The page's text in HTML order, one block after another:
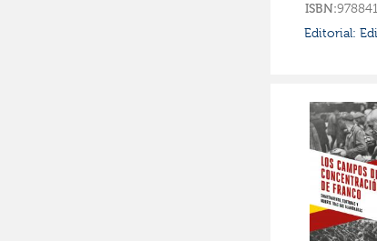
ISBN:
Editorial: